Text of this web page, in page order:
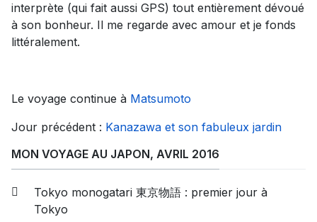
interprète (qui fait aussi GPS) tout entièrement dévoué
à son bonheur. Il me regarde avec amour et je fonds
littéralement.
Le voyage continue à Matsumoto
Jour précédent : Kanazawa et son fabuleux jardin
MON VOYAGE AU JAPON, AVRIL 2016
Tokyo monogatari 東京物語 : premier jour à
Tokyo